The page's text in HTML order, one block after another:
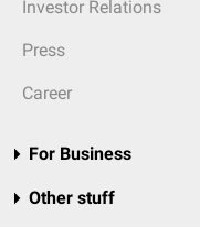
Investor Relations
Press
Career
For Business
Other stuff